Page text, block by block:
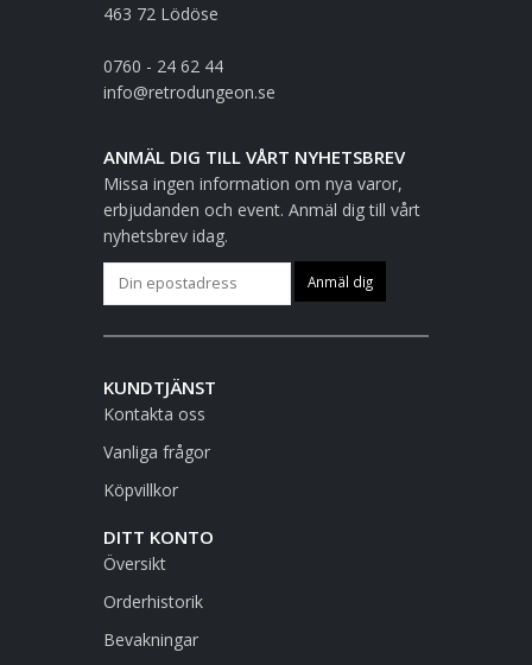
463 72 Lödöse
0760 - 24 62 44
info@retrodungeon.se
ANMÄL DIG TILL VÅRT NYHETSBREV
Missa ingen information om nya varor,
erbjudanden och event. Anmäl dig till vårt
nyhetsbrev idag.
KUNDTJÄNST
Kontakta oss
Vanliga frågor
Köpvillkor
DITT KONTO
Översikt
Orderhistorik
Bevakningar